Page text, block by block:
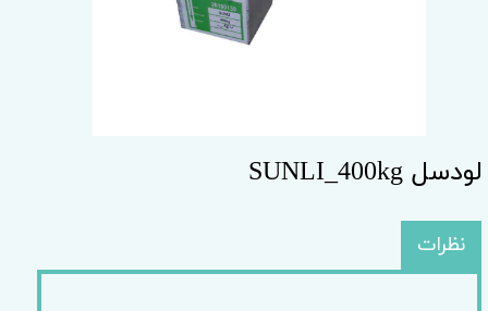
لودسل SUNLI_400kg
نظرات